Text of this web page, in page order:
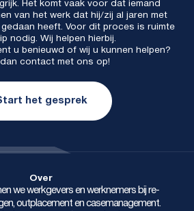
Het komt vaak voor dat iemand
van het werk dat hij/zij al jaren met
heeft. Voor dit proces is ruimte
nodig. Wij helpen hierbij.
u benieuwd of wij u kunnen helpen?
dan contact met ons op!
het gesprek
Over
we werkgevers en werknemers bij re-
outplacement en casemanagement.